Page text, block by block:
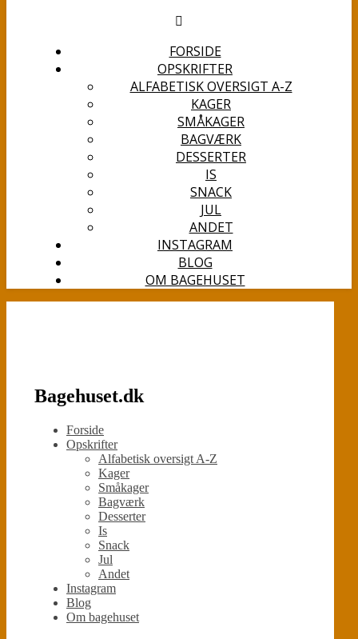
FORSIDE
OPSKRIFTER
ALFABETISK OVERSIGT A-Z
KAGER
SMÅKAGER
BAGVÆRK
DESSERTER
IS
SNACK
JUL
ANDET
INSTAGRAM
BLOG
OM BAGEHUSET
Bagehuset.dk
Forside
Opskrifter
Alfabetisk oversigt A-Z
Kager
Småkager
Bagværk
Desserter
Is
Snack
Jul
Andet
Instagram
Blog
Om bagehuset